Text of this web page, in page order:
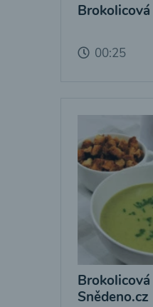
00:25
Snědeno.cz